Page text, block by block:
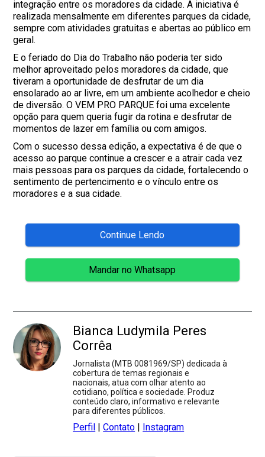
integração entre os moradores da cidade. A iniciativa é
realizada mensalmente em diferentes parques da cidade,
sempre com atividades gratuitas e abertas ao público em
geral.
E o feriado do Dia do Trabalho não poderia ter sido
melhor aproveitado pelos moradores da cidade, que
tiveram a oportunidade de desfrutar de um dia
ensolarado ao ar livre, em um ambiente acolhedor e cheio
de diversão. O VEM PRO PARQUE foi uma excelente
opção para quem queria fugir da rotina e desfrutar de
momentos de lazer em família ou com amigos.
Com o sucesso dessa edição, a expectativa é de que o
acesso ao parque continue a crescer e a atrair cada vez
mais pessoas para os parques da cidade, fortalecendo o
sentimento de pertencimento e o vínculo entre os
moradores e a sua cidade.
Continue Lendo
Mandar no Whatsapp
Bianca Ludymila Peres
Corrêa
Jornalista (MTB 0081969/SP) dedicada à
cobertura de temas regionais e
nacionais, atua com olhar atento ao
cotidiano, política e sociedade. Produz
conteúdo claro, informativo e relevante
para diferentes públicos.
Perfil |Contato Instagram